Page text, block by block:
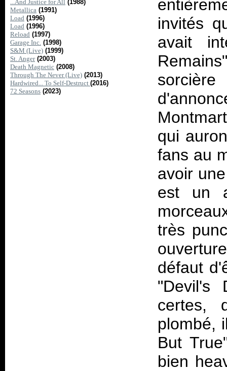
...And Justice for All (1988)
Metallica (1991)
Load (1996)
Load (1996)
Reload (1997)
Garage Inc. (1998)
S&M (Live) (1999)
St. Anger (2003)
Death Magnetic (2008)
Through The Never (Live) (2013)
Hardwired... To Self-Destruct (2016)
72 Seasons (2023)
invités
avait
qui
fans au
avoir
est un
très
défaut
"Devil's
certes,
plombé,
But
bien